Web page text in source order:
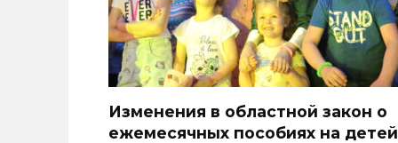
Изменения в областной закон о
ежемесячных пособиях на детей